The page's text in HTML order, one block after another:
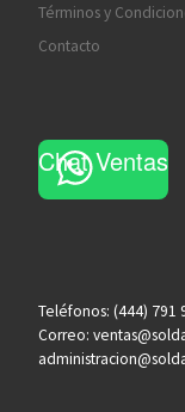
Términos y
Contacto
Chat Ventas
Teléfonos: (444) 791
Correo: